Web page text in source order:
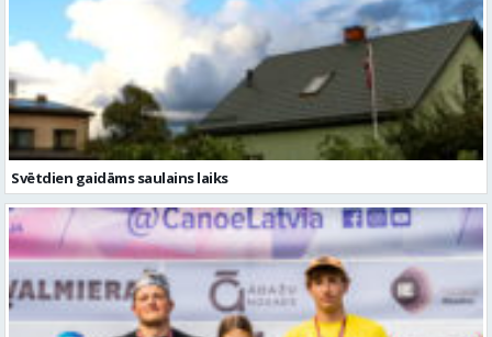
Svētdien gaidāms saulains laiks